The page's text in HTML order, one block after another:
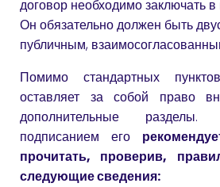
договор необходимо заключать
Он обязательно должен быть
публичным,
Помимо стандартных
оставляет за собой право
дополнительные
подписанием его
прочитать, проверив,
следующие сведения: